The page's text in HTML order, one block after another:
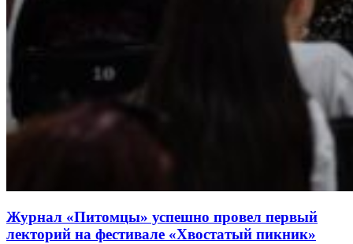
Журнал «Питомцы» успешно провел первый
лекторий на фестивале «Хвостатый пикник»